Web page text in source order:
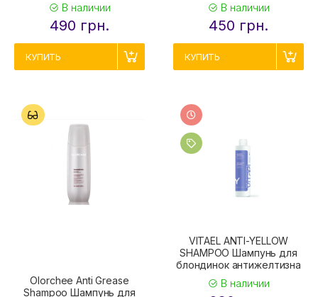
В наличии
490 грн.
КУПИТЬ
В наличии
450 грн.
КУПИТЬ
Olorchee Anti Grease
Shampoo Шампунь для
VITAEL ANTI-YELLOW
SHAMPOO Шампунь для
блондинок антижелтизна
В наличии